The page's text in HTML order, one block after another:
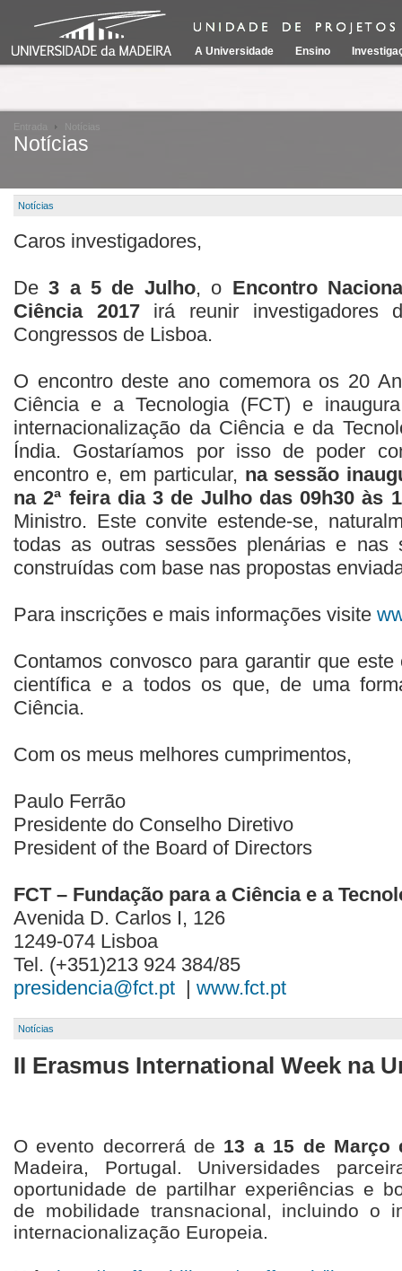
A Universidade Ensino
Entrada Notícias
Notícias
Notícias
Caros investigadores,
De3 a 5 de Julho, o Encontro
Ciência 2017irá reunir investigadores
Congressos de Lisboa.
O encontro deste ano comemora os 20
Ciência e a Tecnologia (FCT) e
internacionalização da Ciência e da
Índia. Gostaríamos por isso de poder
encontro e, em particular, na sessão
na 2ª feira dia 3 de Julho das 09h30 às
Ministro. Este convite estende-se,
todas as outras sessões plenárias e nas
construídas com base nas propostas
Para inscrições e mais informações visite
Contamos convosco para garantir que
científica e a todos os que, de uma
Ciência.
Com os meus melhores cumprimentos,
Paulo Ferrão
Presidente do Conselho Diretivo
President of the Board of Directors
FCT – Fundação para a Ciência e a
Avenida D. Carlos I, 126
1249-074 Lisboa
Tel. (+351)213 924 384/85
presidencia@fct.pt | www.fct.pt
Notícias
II Erasmus International Week na
O evento decorrerá de 13 a 15 de Março
Madeira, Portugal. Universidades
oportunidade de partilhar experiências e
de mobilidade transnacional, incluindo o
internacionalização Europeia.